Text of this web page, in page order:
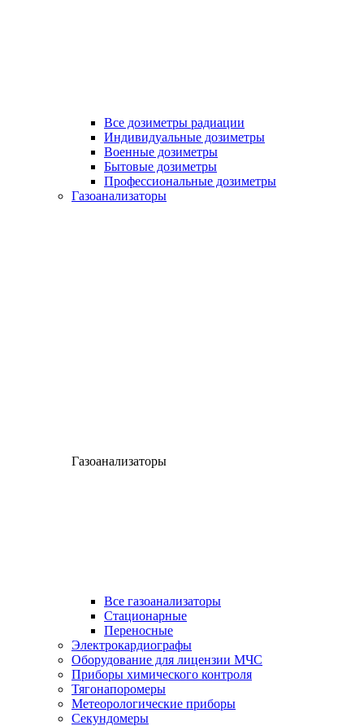
Все дозиметры радиации
Индивидуальные дозиметры
Военные дозиметры
Бытовые дозиметры
Профессиональные дозиметры
Газоанализаторы
Газоанализаторы
Все газоанализаторы
Cтационарные
Переносные
Электрокардиографы
Оборудование для лицензии МЧС
Приборы химического контроля
Тягонапоромеры
Метеорологические приборы
Секундомеры